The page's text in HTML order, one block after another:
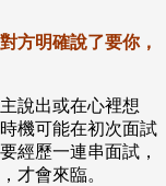
方明確說了要你，
說出或在心裡想
機可能在初次面試
經歷一連串面試，
才會來臨。